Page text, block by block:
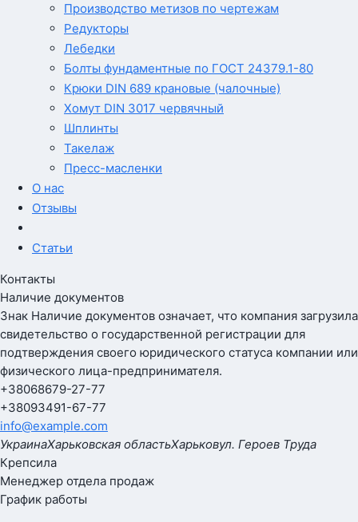
Производство метизов по чертежам
Редукторы
Лебедки
Болты фундаментные по ГОСТ 24379.1-80
Крюки DIN 689 крановые (чалочные)
Хомут DIN 3017 червячный
Шплинты
Такелаж
Пресс-масленки
О нас
Отзывы
Статьи
Контакты
Наличие документов
Знак Наличие документов означает, что компания загрузила
свидетельство о государственной регистрации для
подтверждения своего юридического статуса компании или
физического лица-предпринимателя.
+38068679-27-77
+38093491-67-77
info@example.com
УкраинаХарьковская областьХарьковул. Героев Труда
Крепсила
Менеджер отдела продаж
График работы